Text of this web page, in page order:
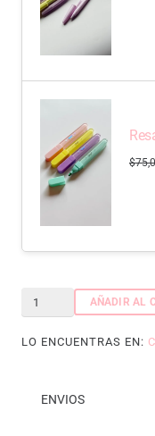
$
Set
estudio
cantidad
AÑADIR AL
LO ENCUENTRAS EN:
ENVIOS